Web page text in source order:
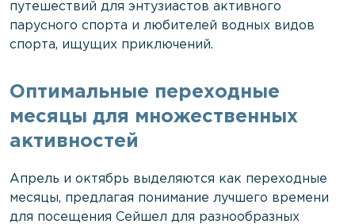
путешествий для энтузиастов активного
парусного спорта и любителей водных видов
спорта, ищущих приключений.
Оптимальные переходные
месяцы для множественных
активностей
Апрель и октябрь выделяются как переходные
месяцы, предлагая понимание лучшего времени
для посещения Сейшел для разнообразных